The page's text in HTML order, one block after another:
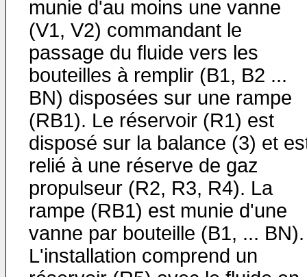
munie d'au moins une vanne
(V1, V2) commandant le
passage du fluide vers les
bouteilles à remplir (B1, B2 ...
BN) disposées sur une rampe
(RB1). Le réservoir (R1) est
disposé sur la balance (3) et
relié à une réserve de gaz
propulseur (R2, R3, R4). La
rampe (RB1) est munie d'une
vanne par bouteille (B1, ... BN).
L'installation comprend un